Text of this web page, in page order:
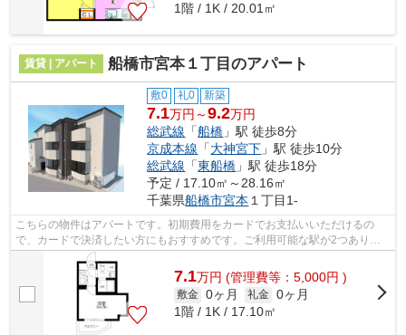
1階 / 1K / 20.01㎡
賃貸 | アパート 船橋市宮本１丁目のアパート
敷0 礼0 新築
7.1万円～9.2万円
総武線 「船橋 」駅 徒歩8分
京成本線 「大神宮下 」駅 徒歩10分
総武線 「東船橋 」駅 徒歩18分
予定 / 17.10㎡～28.16㎡
千葉県船橋市宮本 １丁目1-
こちらの物件はアパートです。初期費用をカードでお支払いいただけるの
で、カードで決済したい方にもおすすめです。ご利用可能な駅が2つあり、
行き先に応じて乗車駅の使い分けができま...
7.1万円 (管理費等：5,000円 )
敷金 0ヶ月 礼金 0ヶ月
1階 / 1K / 17.10㎡